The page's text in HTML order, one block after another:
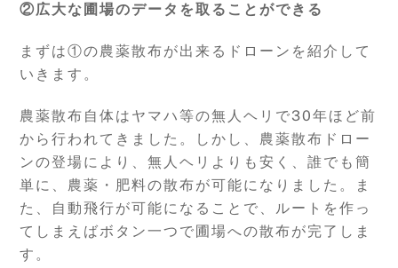
②広大な圃場のデータを取ることができる
まずは①の農薬散布が出来るドローンを紹介して
いきます。
農薬散布自体はヤマハ等の無人ヘリで30年ほど前
から行われてきました。しかし、農薬散布ドロー
ンの登場により、無人ヘリよりも安く、誰でも簡
単に、農薬・肥料の散布が可能になりました。ま
た、自動飛行が可能になることで、ルートを作っ
てしまえばボタン一つで圃場への散布が完了しま
す。